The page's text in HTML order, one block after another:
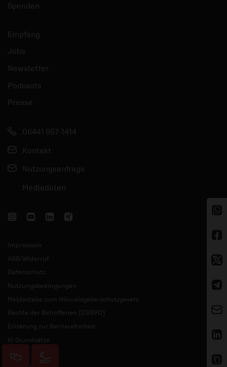
Spenden
Empfang
Jobs
Newsletter
Podcasts
Presse
06441 957-1414
Kontakt
Nutzungsanfrage
Mediadaten
Impressum
AGB/Widerruf
Datenschutz
Nutzungsbedingungen
Meldestelle zum Hinweisgeberschutzgesetz
Rechte der Betroffenen (DSGVO)
Erklärung zur Barrierefreiheit
KI Grundsätze